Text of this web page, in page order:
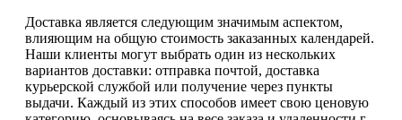
Доставка является следующим значимым аспектом,
влияющим на общую стоимость заказанных календарей.
Наши клиенты могут выбрать один из нескольких
вариантов доставки: отправка почтой, доставка
курьерской службой или получение через пункты
выдачи. Каждый из этих способов имеет свою ценовую